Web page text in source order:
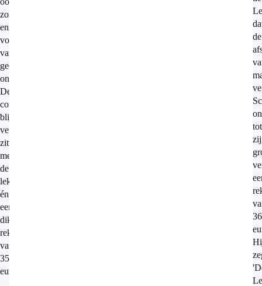
zonder
enige
vorm
van
gedegen
onderzoek.
De
consument
blijft
vervolgens
zitten
met
de
lekkage
én
een
dikke
rekening
van
350
euro.
de
tot